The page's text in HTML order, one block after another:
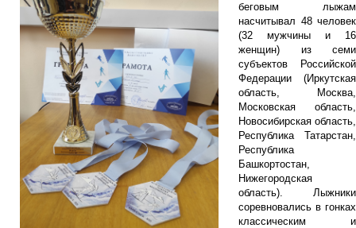
беговым лыжам
насчитывал 48 человек
(32 мужчины и 16
женщин) из семи
субъектов Российской
Федерации (Иркутская
область, Москва,
Московская область,
Новосибирская область,
Республика Татарстан,
Республика
Башкортостан,
Нижегородская
область). Лыжники
соревновались в гонках
классическим и